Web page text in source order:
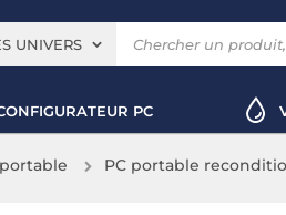
UNIVERS
PC
PC portable